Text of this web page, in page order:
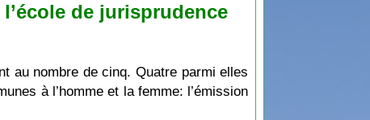
de jurisprudence
au nombre de cinq. Quatre parmi elles
à l’homme et la femme: l’émission